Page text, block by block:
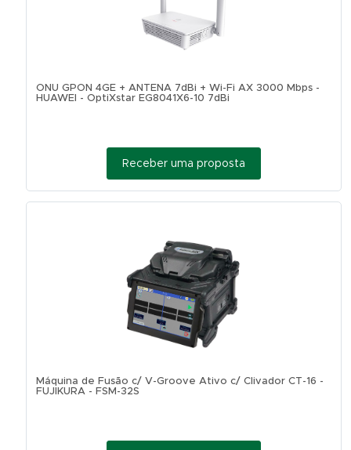
ONU GPON 4GE + ANTENA 7dBi + Wi-Fi AX 3000 Mbps -
HUAWEI - OptiXstar EG8041X6-10 7dBi
Receber uma proposta
Máquina de Fusão c/ V-Groove Ativo c/ Clivador CT-16 -
FUJIKURA - FSM-32S